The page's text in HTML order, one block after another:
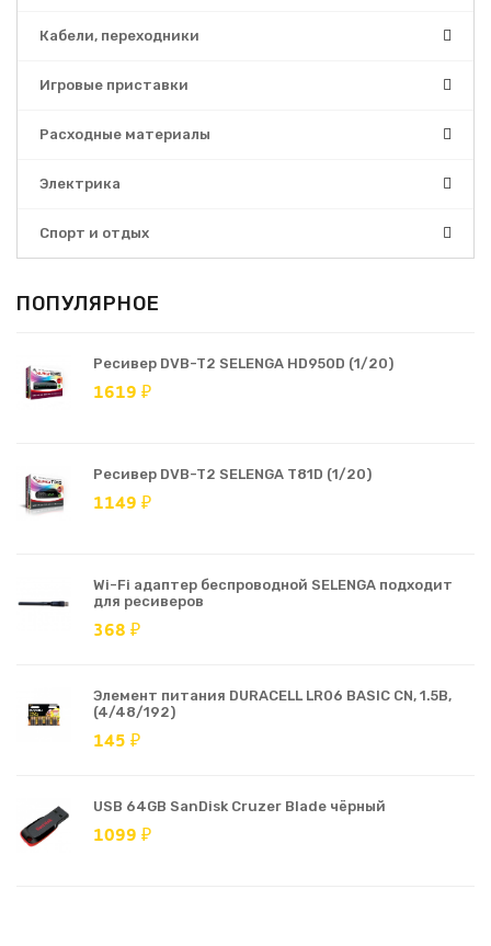
Кабели, переходники
Игровые приставки
Расходные материалы
Электрика
Спорт и отдых
ПОПУЛЯРНОЕ
Ресивер DVB-T2 SELENGA HD950D (1/20)
1619 ₽
Ресивер DVB-T2 SELENGA T81D (1/20)
1149 ₽
Wi-Fi адаптер беспроводной SELENGA подходит
для ресиверов
368 ₽
Элемент питания DURACELL LR06 BASIC CN, 1.5В,
(4/48/192)
145 ₽
USB 64GB SanDisk Cruzer Blade чёрный
1099 ₽